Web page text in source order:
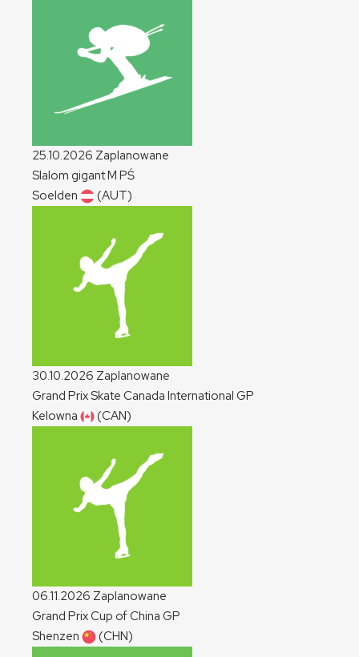
25.10.2026 Zaplanowane
Slalom gigantM PŚ
Soelden
(AUT)
30.10.2026 Zaplanowane
Grand Prix Skate Canada International GP
Kelowna
(CAN)
06.11.2026 Zaplanowane
Grand Prix Cup of China GP
Shenzen
(CHN)